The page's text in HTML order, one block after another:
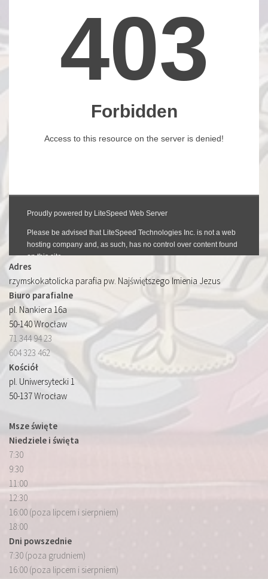
Adres
rzymskokatolicka parafia pw. Najświętszego Imienia Jezus
Biuro parafialne
pl. Nankiera 16a
50-140 Wrocław
71 344 94 23
604 323 462
Kościół
pl. Uniwersytecki 1
50-137 Wrocław
Msze święte
Niedziele i święta
7:30
9:30
11:00
12:30
16:00 (poza lipcem i sierpniem)
18:00
Dni powszednie
7:30 (poza grudniem)
16:00 (poza lipcem i sierpniem)